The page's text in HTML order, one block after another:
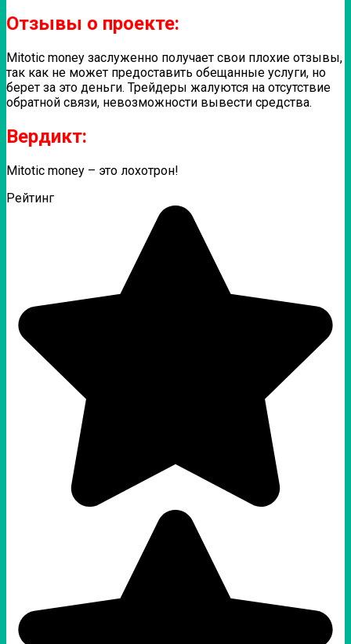
Отзывы о проекте:
Mitotic money заслуженно получает свои плохие отзывы,
так как не может предоставить обещанные услуги, но
берет за это деньги. Трейдеры жалуются на отсутствие
обратной связи, невозможности вывести средства.
Вердикт:
Mitotic money – это лохотрон!
Рейтинг